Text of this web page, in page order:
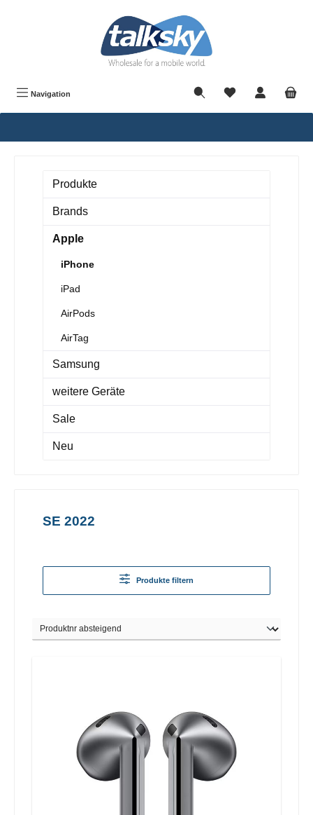
Navigation
Produkte
Brands
Apple
iPhone
iPad
AirPods
AirTag
Samsung
weitere Geräte
Sale
Neu
SE 2022
Produkte filtern